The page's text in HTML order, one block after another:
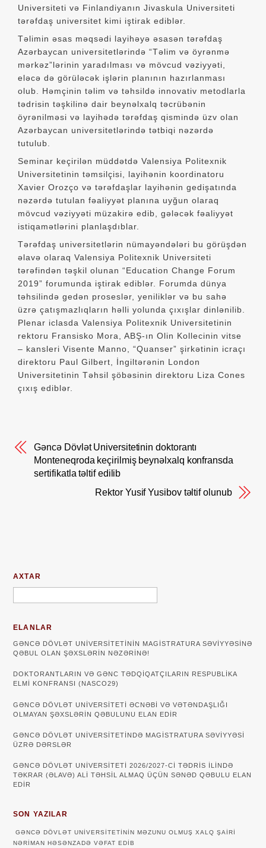
Universiteti və Finlandiyanın Jivaskula Universiteti
tərəfdaş universitet kimi iştirak ediblər.
Təlimin əsas məqsədi layihəyə əsasən tərəfdaş
Azərbaycan universitetlərində “Təlim və öyrənmə
mərkəz”lərinin yaradılması və mövcud vəziyyəti,
eləcə də görüləcək işlərin planının hazırlanması
olub. Həmçinin təlim və təhsildə innovativ metodlarla
tədrisin təşkilinə dair beynəlxalq təcrübənin
öyrənilməsi və layihədə tərəfdaş qismində üzv olan
Azərbaycan universitetlərində tətbiqi nəzərdə
tutulub.
Seminar keçirilən müddətdə Valensiya Politexnik
Universitetinin təmsilçisi, layihənin koordinatoru
Xavier Orozço və tərəfdaşlar layihənin gedişatında
nəzərdə tutulan fəaliyyət planına uyğun olaraq
mövcud vəziyyəti müzakirə edib, gələcək fəaliyyət
istiqamətlərini planlaşdıblar.
Tərəfdaş universitetlərin nümayəndələri bu görüşdən
əlavə olaraq Valensiya Politexnik Universiteti
tərəfindən təşkil olunan “Education Change Forum
2019” forumunda iştirak ediblər. Forumda dünya
təhsilində gedən proseslər, yeniliklər və bu sahə
üzrə çatışmazlıqların həlli yolunda çıxışlar dinlənilib.
Plenar iclasda Valensiya Politexnik Universitetinin
rektoru Fransisko Mora, ABŞ-ın Olin Kollecinin vitse
– kansleri Visente Manno, “Quanser” şirkətinin icraçı
direktoru Paul Gilbert, İngiltərənin London
Universitetinin Təhsil şöbəsinin direktoru Liza Cones
çıxış ediblər.
Gəncə Dövlət Universitetinin doktorantı
Monteneqroda keçirilmiş beynəlxalq konfransda
sertifikatla təltif edilib
Rektor Yusif Yusibov təltif olunub
AXTAR
ELANLAR
GƏNCƏ DÖVLƏT UNIVERSITETININ MAGISTRATURA SƏVIYYƏSINƏ
QƏBUL OLAN ŞƏXSLƏRIN NƏZƏRINƏ!
DOKTORANTLARIN VƏ GƏNC TƏDQİQATÇILARIN RESPUBLİKA
ELMİ KONFRANSI (NASCO29)
GƏNCƏ DÖVLƏT UNIVERSITETI ƏCNƏBI VƏ VƏTƏNDAŞLIĞI
OLMAYAN ŞƏXSLƏRIN QƏBULUNU ELAN EDIR
GƏNCƏ DÖVLƏT UNIVERSITETINDƏ MAGISTRATURA SƏVIYYƏSI
ÜZRƏ DƏRSLƏR
GƏNCƏ DÖVLƏT UNİVERSİTETİ 2026/2027-Cİ TƏDRİS İLİNDƏ
TƏKRAR (ƏLAVƏ) ALİ TƏHSİL ALMAQ ÜÇÜN SƏNƏD QƏBULU ELAN
EDİR
SON YAZILAR
GƏNCƏ DÖVLƏT UNIVERSITETININ MƏZUNU OLMUŞ XALQ ŞAIRI
NƏRIMAN HƏSƏNZADƏ VƏFAT EDIB